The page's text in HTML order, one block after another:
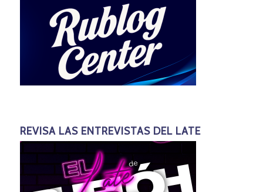
REVISA LAS ENTREVISTAS DEL LATE